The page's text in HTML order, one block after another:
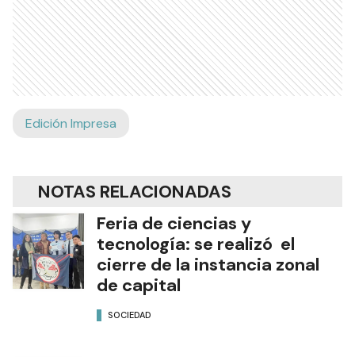
Edición Impresa
NOTAS RELACIONADAS
Feria de ciencias y
tecnología: se realizó el
cierre de la instancia zonal
de capital
SOCIEDAD